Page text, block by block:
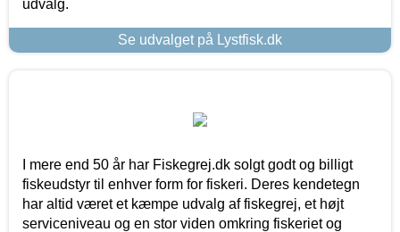
udvalg.
Se udvalget på Lystfisk.dk
I mere end 50 år har Fiskegrej.dk solgt godt og billigt
fiskeudstyr til enhver form for fiskeri. Deres kendetegn
har altid været et kæmpe udvalg af fiskegrej, et højt
serviceniveau og en stor viden omkring fiskeriet og